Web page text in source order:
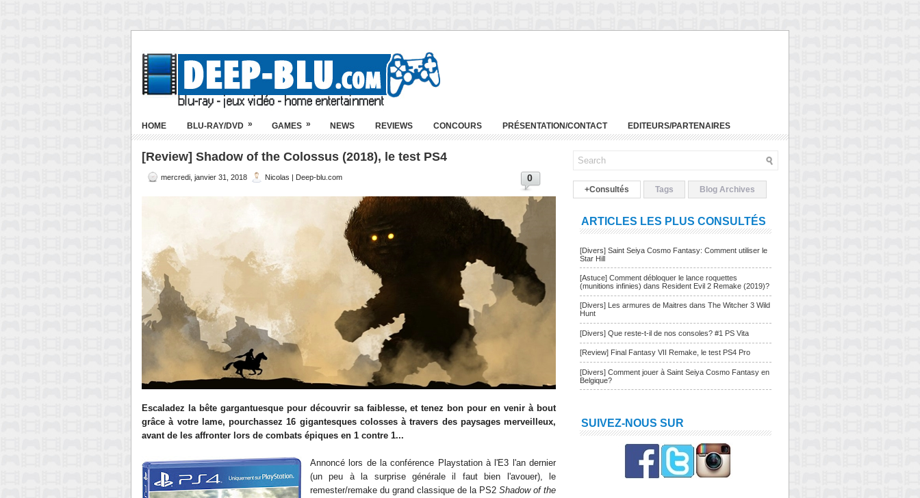
HOME BLU-RAY/DVD » GAMES » NEWS REVIEWS CONCOURS PRÉSENTATION/CONTACT EDITEURS/PARTENAIRES
[Review] Shadow of the Colossus (2018), le test PS4
mercredi, janvier 31, 2018 Nicolas | Deep-blu.com 0
Escaladez la bête gargantuesque pour découvrir sa faiblesse, et tenez bon pour en venir à bout
grâce à votre lame, pourchassez 16 gigantesques colosses à travers des paysages merveilleux,
avant de les affronter lors de combats épiques en 1 contre 1...
Annoncé lors de la conférence Playstation à l'E3 l'an dernier
(un peu à la surprise générale il faut bien l'avouer), le
remester/remake du grand classique de la PS2 Shadow of the
+Consultés Tags Blog Archives
ARTICLES LES PLUS CONSULTÉS
[Divers] Saint Seiya Cosmo Fantasy: Comment utiliser le
Star Hill
[Astuce] Comment débloquer le lance roquettes
(munitions infinies) dans Resident Evil 2 Remake (2019)?
[Divers] Les armures de Maitres dans The Witcher 3 Wild
Hunt
[Divers] Que reste-t-il de nos consoles? #1 PS Vita
[Review] Final Fantasy VII Remake, le test PS4 Pro
[Divers] Comment jouer à Saint Seiya Cosmo Fantasy en
Belgique?
SUIVEZ-NOUS SUR